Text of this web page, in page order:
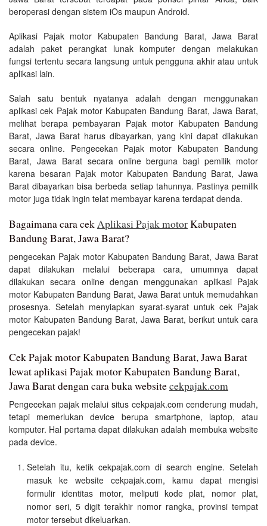
beroperasi dengan sistem iOs maupun Android.
Aplikasi Pajak motor Kabupaten Bandung Barat, Jawa Barat
adalah paket perangkat lunak komputer dengan melakukan
fungsi tertentu secara langsung untuk pengguna akhir atau untuk
aplikasi lain.
Salah satu bentuk nyatanya adalah dengan menggunakan
aplikasi cek Pajak motor Kabupaten Bandung Barat, Jawa Barat,
melihat berapa pembayaran Pajak motor Kabupaten Bandung
Barat, Jawa Barat harus dibayarkan, yang kini dapat dilakukan
secara online. Pengecekan Pajak motor Kabupaten Bandung
Barat, Jawa Barat secara online berguna bagi pemilik motor
karena besaran Pajak motor Kabupaten Bandung Barat, Jawa
Barat dibayarkan bisa berbeda setiap tahunnya. Pastinya pemilik
motor juga tidak ingin telat membayar karena terdapat denda.
Bagaimana cara cekAplikasi Pajak motorKabupaten
Bandung Barat, Jawa Barat?
pengecekan Pajak motor Kabupaten Bandung Barat, Jawa Barat
dapat dilakukan melalui beberapa cara, umumnya dapat
dilakukan secara online dengan menggunakan aplikasi Pajak
motor Kabupaten Bandung Barat, Jawa Barat untuk memudahkan
prosesnya. Setelah menyiapkan syarat-syarat untuk cek Pajak
motor Kabupaten Bandung Barat, Jawa Barat, berikut untuk cara
pengecekan pajak!
Cek Pajak motor Kabupaten Bandung Barat, Jawa Barat
lewat aplikasi Pajak motor Kabupaten Bandung Barat,
Jawa Barat dengan cara buka websitecekpajak.com
Pengecekan pajak melalui situs cekpajak.com cenderung mudah,
tetapi memerlukan device berupa smartphone, laptop, atau
komputer. Hal pertama dapat dilakukan adalah membuka website
pada device.
Setelah itu, ketik cekpajak.com di search engine. Setelah
masuk ke website cekpajak.com, kamu dapat mengisi
formulir identitas motor, meliputi kode plat, nomor plat,
nomor seri, 5 digit terakhir nomor rangka, provinsi tempat
motor tersebut dikeluarkan.